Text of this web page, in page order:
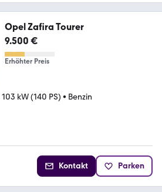
Opel Zafira Tourer
9.500 €
Erhöhter Preis
103 kW (140 PS) • Benzin
Kontakt Parken